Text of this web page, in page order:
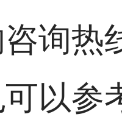
询热
以参